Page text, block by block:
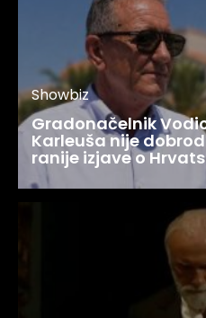
Showbiz
Gradonačelnik
Karleuša nije
ranije izjave o